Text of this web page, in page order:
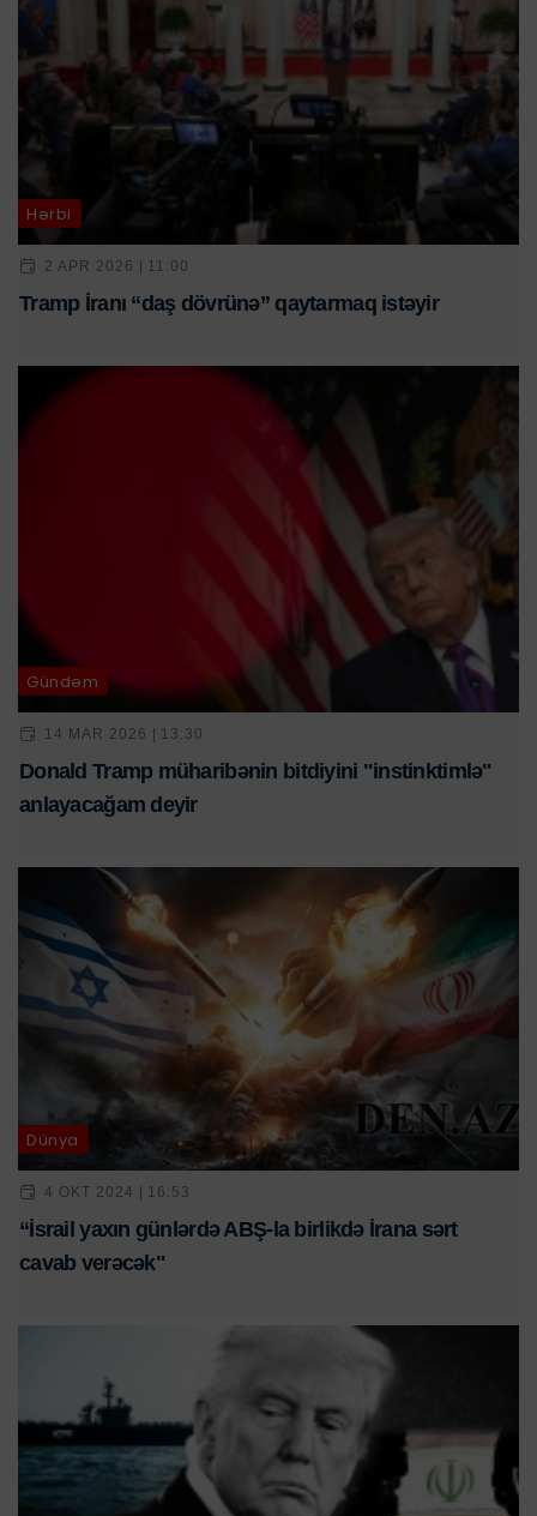
Hərbi
2 APR 2026 | 11:00
Tramp İranı “daş dövrünə” qaytarmaq istəyir
Gündəm
14 MAR 2026 | 13:30
Donald Tramp müharibənin bitdiyini "instinktimlə"
anlayacağam deyir
Dünya
4 OKT 2024 | 16:53
“İsrail yaxın günlərdə ABŞ-la birlikdə İrana sərt
cavab verəcək"